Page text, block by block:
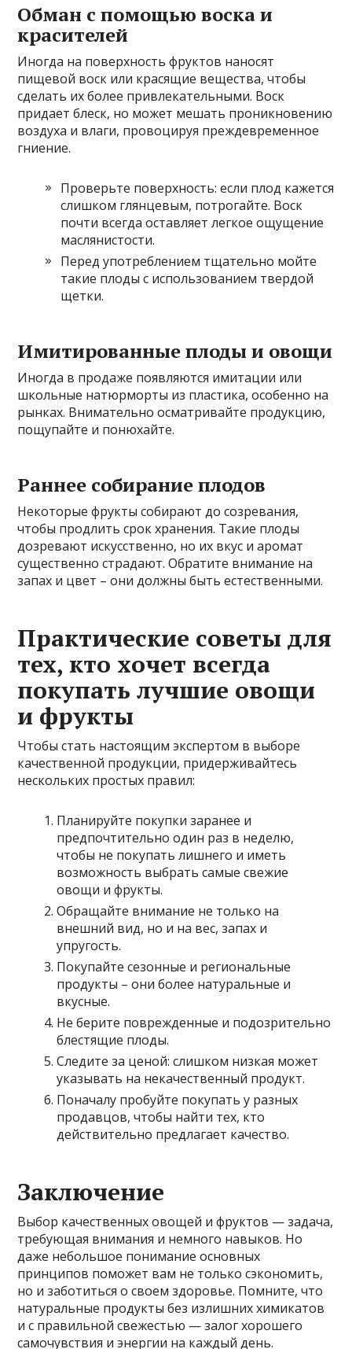
Обман с помощью воска и
красителей
Иногда на поверхность фруктов наносят
пищевой воск или красящие вещества, чтобы
сделать их более привлекательными. Воск
придает блеск, но может мешать проникновению
воздуха и влаги, провоцируя преждевременное
гниение.
Проверьте поверхность: если плод кажется
слишком глянцевым, потрогайте. Воск
почти всегда оставляет легкое ощущение
маслянистости.
Перед употреблением тщательно мойте
такие плоды с использованием твердой
щетки.
Имитированные плоды и овощи
Иногда в продаже появляются имитации или
школьные натюрморты из пластика, особенно на
рынках. Внимательно осматривайте продукцию,
пощупайте и понюхайте.
Раннее собирание плодов
Некоторые фрукты собирают до созревания,
чтобы продлить срок хранения. Такие плоды
дозревают искусственно, но их вкус и аромат
существенно страдают. Обратите внимание на
запах и цвет – они должны быть естественными.
Практические советы для
тех, кто хочет всегда
покупать лучшие овощи
и фрукты
Чтобы стать настоящим экспертом в выборе
качественной продукции, придерживайтесь
нескольких простых правил:
Планируйте покупки заранее и
предпочтительно один раз в неделю,
чтобы не покупать лишнего и иметь
возможность выбрать самые свежие
овощи и фрукты.
Обращайте внимание не только на
внешний вид, но и на вес, запах и
упругость.
Покупайте сезонные и региональные
продукты – они более натуральные и
вкусные.
Не берите поврежденные и подозрительно
блестящие плоды.
Следите за ценой: слишком низкая может
указывать на некачественный продукт.
Поначалу пробуйте покупать у разных
продавцов, чтобы найти тех, кто
действительно предлагает качество.
Заключение
Выбор качественных овощей и фруктов — задача,
требующая внимания и немного навыков. Но
даже небольшое понимание основных
принципов поможет вам не только сэкономить,
но и заботиться о своем здоровье. Помните, что
натуральные продукты без излишних химикатов
и с правильной свежестью — залог хорошего
самочувствия и энергии на каждый день.